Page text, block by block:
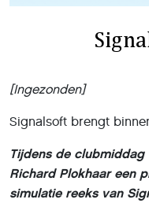
[Ingezonden]
Signalsoft brengt
Tijdens de
Richard Plokhaar een
simulatie reeks van